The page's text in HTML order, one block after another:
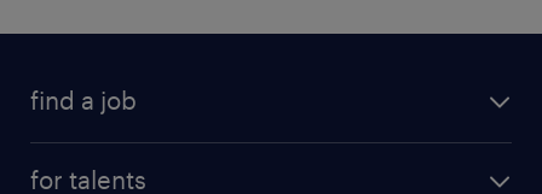
find a job
for talents